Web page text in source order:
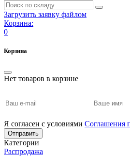
Загрузить заявку файлом
Корзина:
0
Корзина
Нет товаров в корзине
Я согласен с условиями Соглашения
Отправить
Категории
Распродажа